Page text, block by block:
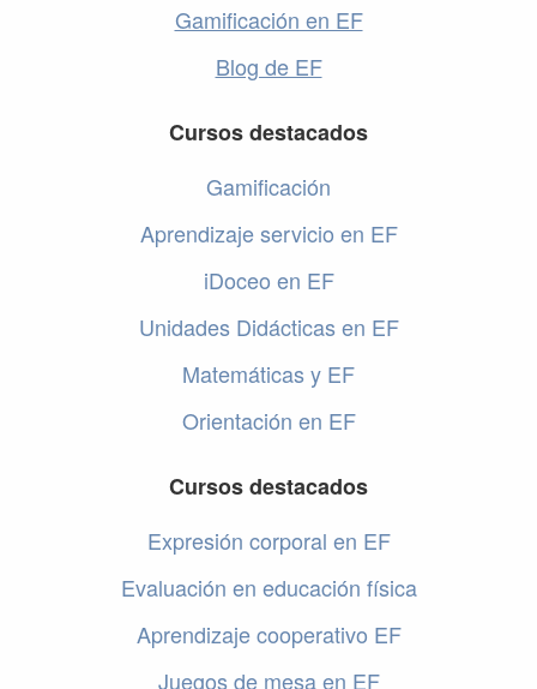
Gamificación en EF
Blog de EF
Cursos destacados
Gamificación
Aprendizaje servicio en EF
iDoceo en EF
Unidades Didácticas en EF
Matemáticas y EF
Orientación en EF
Cursos destacados
Expresión corporal en EF
Evaluación en educación física
Aprendizaje cooperativo EF
Juegos de mesa en EF